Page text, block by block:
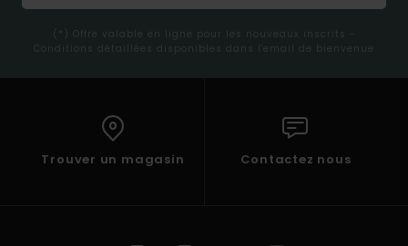
(*) Offre valable en ligne pour les nouveaux inscrits -
Conditions détaillées disponibles dans l'email de bienvenue
Trouver un magasin Contactez nous